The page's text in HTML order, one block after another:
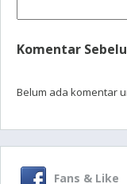
Komentar
Belum ada komentar
Fans & Like